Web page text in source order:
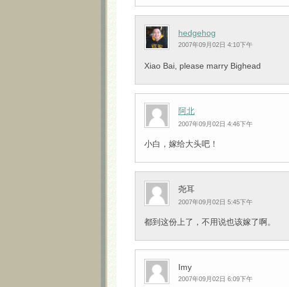
hedgehog
2007年09月02日 4:10下午
Xiao Bai, please marry Bighead
阿北
2007年09月02日 4:46下午
小白，嫁给大头吧！
尧耳
2007年09月02日 5:45下午
都到这份上了，不用说也该嫁了啊。
Imy
2007年09月02日 6:09下午